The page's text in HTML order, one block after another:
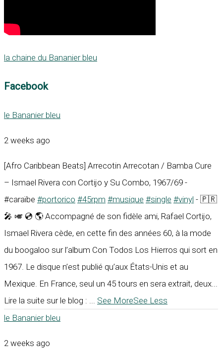
la chaine du Bananier bleu
Facebook
le Bananier bleu
2 weeks ago
[Afro Caribbean Beats] Arrecotin Arrecotan / Bamba Cure
– Ismael Rivera con Cortijo y Su Combo, 1967/69 -
#caraïbe #portorico #45rpm #musique #single #vinyl - 🇵🇷
🎤 🎺 💿 🌎 Accompagné de son fidèle ami, Rafael Cortijo,
Ismael Rivera cède, en cette fin des années 60, à la mode
du boogaloo sur l’album Con Todos Los Hierros qui sort en
1967. Le disque n’est publié qu’aux États-Unis et au
Mexique. En France, seul un 45 tours en sera extrait, deux...
Lire la suite sur le blog : ... See MoreSee Less
le Bananier bleu
2 weeks ago